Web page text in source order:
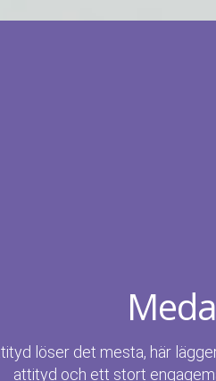
löser det mesta, här
attityd och ett stort